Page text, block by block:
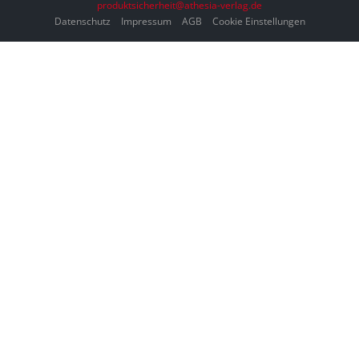
produktsicherheit@athesia-verlag.de
Datenschutz
Impressum AGB Cookie Einstellungen